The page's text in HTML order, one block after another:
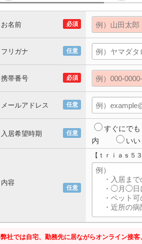
必須
お名前
任意
フリガナ
必須
携帯番号
任意
メールアドレス
任意
入居希望時期
すぐにでも
内
い
任意
内容
【ｔｒｉａｓ５
弊社では自宅、勤務先に居ながらオンライン接